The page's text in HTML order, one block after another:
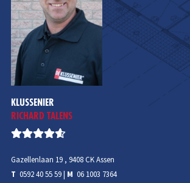
KLUSSENIER
RICHARD TALENS
Gazellenlaan 19 , 9408 CK Assen
T 0592 40 55 59| M 06 1003 7364